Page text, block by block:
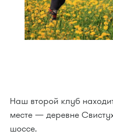
Наш второй клуб
месте — деревне
шоссе.